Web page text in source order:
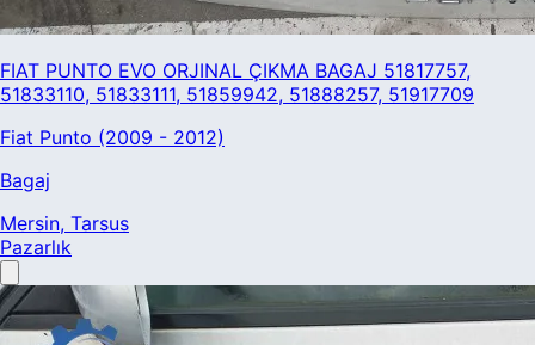
FIAT PUNTO EVO ORJINAL ÇIKMA BAGAJ 51817757,
51833110, 51833111, 51859942, 51888257, 51917709
Fiat Punto (2009 - 2012)
Bagaj
Mersin, Tarsus
Pazarlık